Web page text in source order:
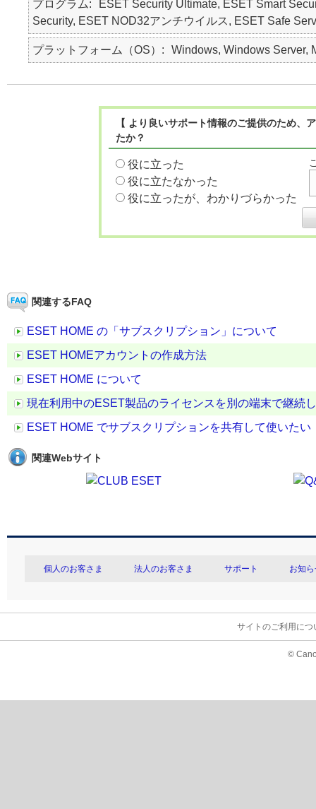
プログラム
ESET Security Ultimate, ESET Smart
Security, ESET NOD32アンチウイルス, ESET Safe
プラットフォーム（OS） Windows, Windows Server,
【 より良いサポート情報のご提供のため
たか？
役に立った
役に立たなかった
役に立ったが、わかりづらかった
関連するFAQ
ESET HOME の「サブスクリプション」について
ESET HOMEアカウントの作成方法
ESET HOME について
現在利用中のESET製品のライセンスを別の端末で継続
ESET HOME でサブスクリプションを共有して使いた
関連Webサイト
個人のお客さま 法人のお客さま サポート お知
サイトのご利用につ
©